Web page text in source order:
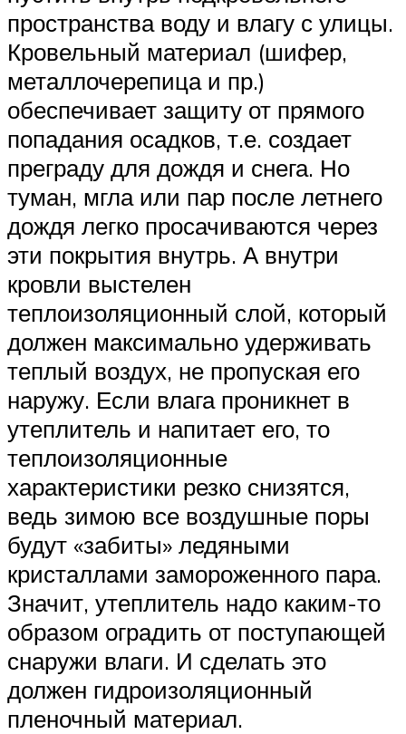
пространства воду и влагу с улицы.
Кровельный материал (шифер,
металлочерепица и пр.)
обеспечивает защиту от прямого
попадания осадков, т.е. создает
преграду для дождя и снега. Но
туман, мгла или пар после летнего
дождя легко просачиваются через
эти покрытия внутрь. А внутри
кровли выстелен
теплоизоляционный слой, который
должен максимально удерживать
теплый воздух, не пропуская его
наружу. Если влага проникнет в
утеплитель и напитает его, то
теплоизоляционные
характеристики резко снизятся,
ведь зимою все воздушные поры
будут «забиты» ледяными
кристаллами замороженного пара.
Значит, утеплитель надо каким-то
образом оградить от поступающей
снаружи влаги. И сделать это
должен гидроизоляционный
пленочный материал.